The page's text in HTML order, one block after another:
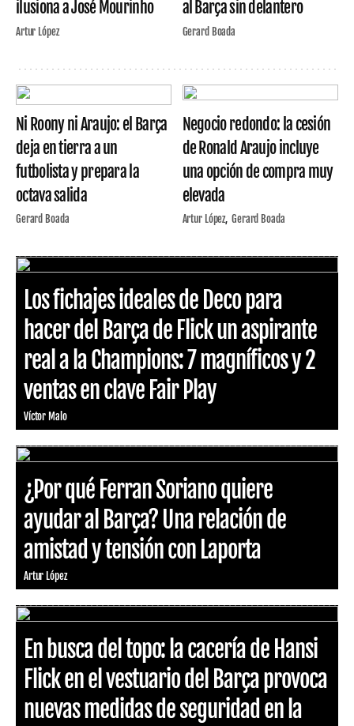
ilusiona a José Mourinho
Artur López
al Barça sin delantero
Gerard Boada
Ni Roony ni Araujo: el Barça
deja en tierra a un
futbolista y prepara la
octava salida
Gerard Boada
Negocio redondo: la cesión
de Ronald Araujo incluye
una opción de compra muy
elevada
Artur López Gerard Boada
Los fichajes ideales de Deco para
hacer del Barça de Flick un aspirante
real a la Champions: 7 magníficos y 2
ventas en clave Fair Play
Víctor Malo
¿Por qué Ferran Soriano quiere
ayudar al Barça? Una relación de
amistad y tensión con Laporta
Artur López
En busca del topo: la cacería de Hansi
Flick en el vestuario del Barça provoca
nuevas medidas de seguridad en la